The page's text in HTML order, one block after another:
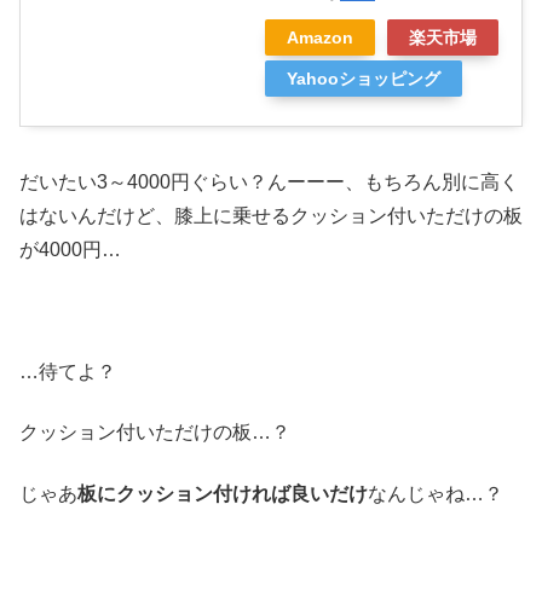
Amazon 楽天市場
Yahooショッピング
だいたい3～4000円ぐらい？んーーー、もちろん別に高く
はないんだけど、膝上に乗せるクッション付いただけの板
が4000円…
…待てよ？
クッション付いただけの板…？
じゃあ板にクッション付ければ良いだけなんじゃね…？